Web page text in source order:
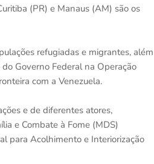
(PR) e Manaus (AM) são os
refugiadas e migrantes, além
Governo Federal na Operação
com a Venezuela.
e de diferentes atores,
e Combate à Fome (MDS)
para Acolhimento e Interiorização